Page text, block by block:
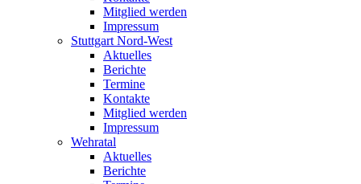
Mitglied werden
Impressum
Stuttgart Nord-West
Aktuelles
Berichte
Termine
Kontakte
Mitglied werden
Impressum
Wehratal
Aktuelles
Berichte